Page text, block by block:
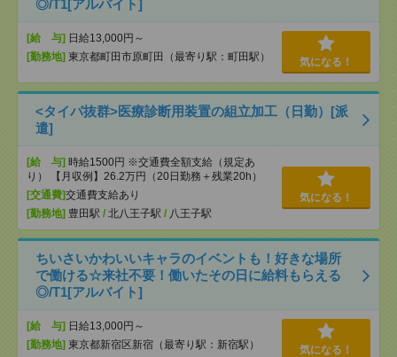
◎/T1[アルバイト]
[給 与] 日給13,000円～
[勤務地] 東京都町田市原町田（最寄り駅：町田駅） 気になる！
<タイパ抜群>医療診断用装置の組立加工（日勤）[派
遣]
[給 与] 時給1500円 ※交通費全額支給（規定あ
り） 【月収例】26.2万円（20日勤務＋残業20h）
[交通費]交通費支給あり
[勤務地] 豊田駅 / 北八王子駅 / 八王子駅
気になる！
ちいさいかわいいキャラのイベントも！好きな場所
で働ける☆来社不要！働いたその日に給料もらえる
◎/T1[アルバイト]
[給 与] 日給13,000円～
[勤務地] 東京都新宿区新宿（最寄り駅：新宿駅） 気になる！